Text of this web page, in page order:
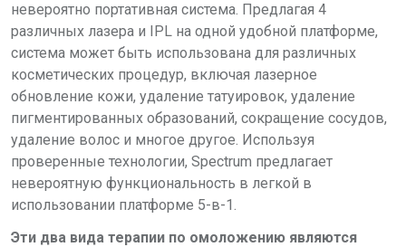
невероятно портативная система. Предлагая 4
различных лазера и IPL на одной удобной платформе,
система может быть использована для различных
косметических процедур, включая лазерное
обновление кожи, удаление татуировок, удаление
пигментированных образований, сокращение сосудов,
удаление волос и многое другое. Используя
проверенные технологии, Spectrum предлагает
невероятную функциональность в легкой в
использовании платформе 5-в-1.
Эти два вида терапии по омоложению являются